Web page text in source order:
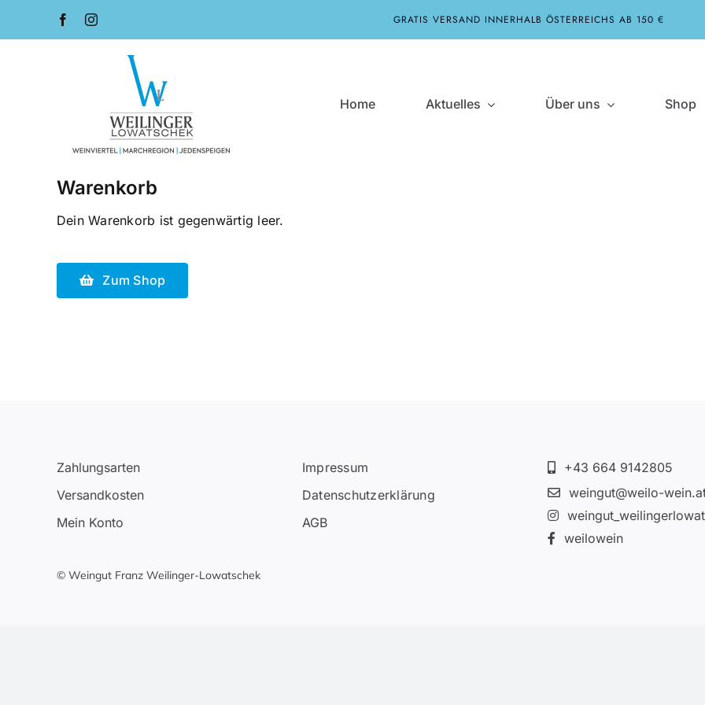
GRATIS VERSAND INNERHALB ÖSTERREICHS AB 150 €
Home Aktuelles Über uns Shop
Warenkorb
Dein Warenkorb ist gegenwärtig leer.
Zum Shop
Zahlungsarten
Versandkosten
Mein Konto
Impressum
Datenschutzerklärung
AGB
+43 664 9142805
weingut@weilo-
weilowein
© Weingut Franz Weilinger-Lowatschek